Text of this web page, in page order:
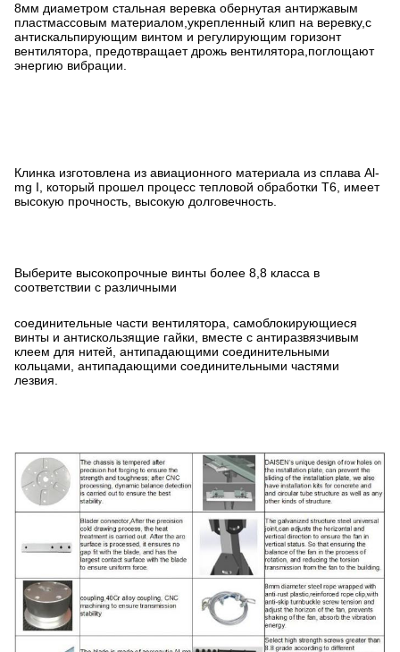
8мм диаметром стальная веревка обернутая антиржавым
пластмассовым материалом,укрепленный клип на веревку,с
антискальпирующим винтом и регулирующим горизонт
вентилятора, предотвращает дрожь вентилятора,поглощают
энергию вибрации.
Клинка изготовлена из авиационного материала из сплава Al-
mg I, который прошел процесс тепловой обработки T6, имеет
высокую прочность, высокую долговечность.
Выберите высокопрочные винты более 8,8 класса в
соответствии с различными
соединительные части вентилятора, самоблокирующиеся
винты и антискользящие гайки, вместе с антиразвязчивым
клеем для нитей, антипадающими соединительными
кольцами, антипадающими соединительными частями
лезвия.